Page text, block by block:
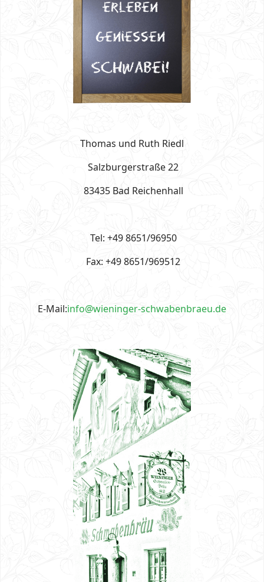
Thomas und Ruth Riedl
Salzburgerstraße 22
83435 Bad Reichenhall
Tel: +49 8651/96950
Fax: +49 8651/969512
E-Mail:info@wieninger-schwabenbraeu.de